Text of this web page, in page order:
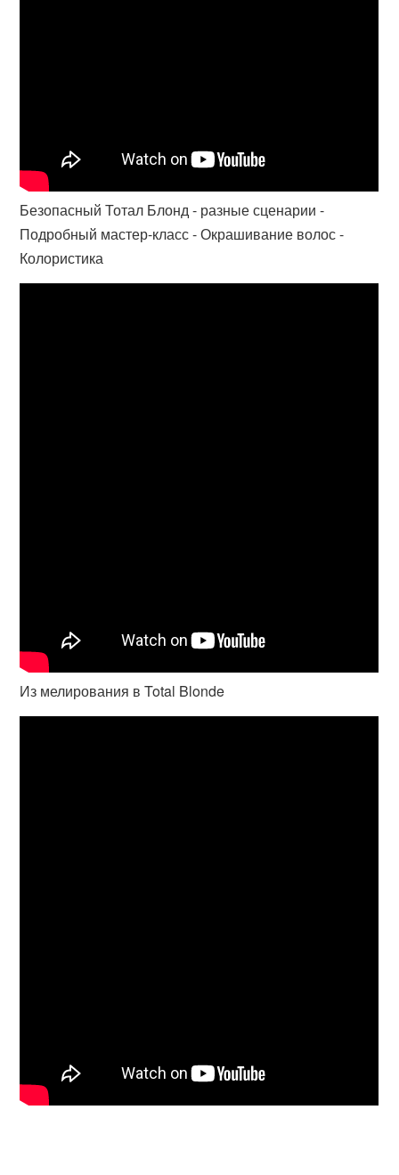
Безопасный Тотал Блонд - разные сценарии -
Подробный мастер-класс - Окрашивание волос -
Колористика
Из мелирования в Total Blonde